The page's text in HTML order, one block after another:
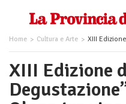
Home Cultura e Arte XIII Edizione di “Tra Arte e
XIII Edizione